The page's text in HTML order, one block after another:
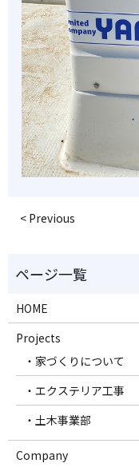
< Previous
HOME
Projects
・家づくりについて
・エクステリア工事
・土木事業部
Company